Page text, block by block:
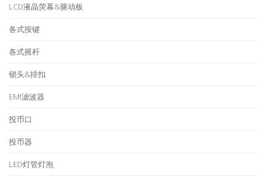
LCD液晶荧幕&驱动板
各式按键
各式摇杆
锁头&排扣
EMI滤波器
投币口
投币器
LED灯管灯泡